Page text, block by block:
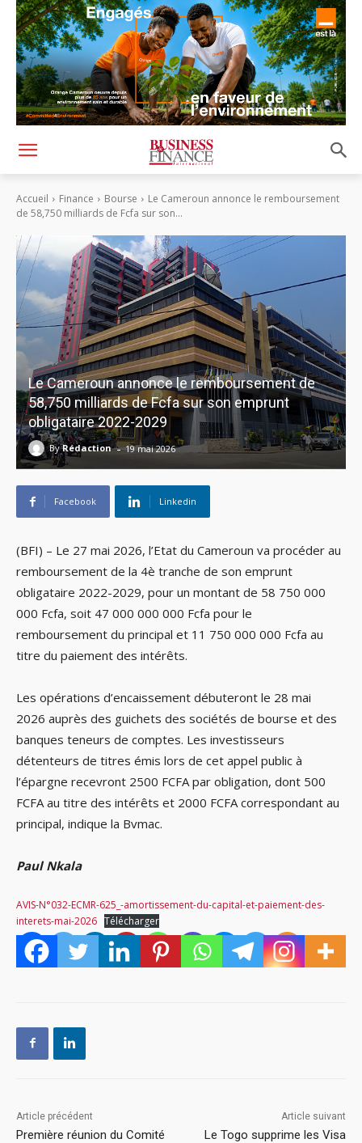
Accueil Finance Bourse
Le Cameroun annonce le remboursement
de 58,750 milliards de Fcfa sur son...
Le Cameroun annonce le remboursement de
58,750 milliards de Fcfa sur son emprunt
obligataire 2022-2029
By Rédaction - 19 mai 2026
Facebook Linkedin
(BFI) – Le 27 mai 2026, l’Etat du Cameroun va procéder au
remboursement de la 4è tranche de son emprunt
obligataire 2022-2029, pour un montant de 58 750 000
000 Fcfa, soit 47 000 000 000 Fcfa pour le
remboursement du principal et 11 750 000 000 Fcfa au
titre du paiement des intérêts.
Les opérations d’encaissement débuteront le 28 mai
2026 auprès des guichets des sociétés de bourse et des
banques teneurs de comptes. Les investisseurs
détenteurs de titres émis lors de cet appel public à
l’épargne recevront 2500 FCFA par obligation, dont 500
FCFA au titre des intérêts et 2000 FCFA correspondant au
principal, indique la Bvmac.
Paul Nkala
AVIS-N°032-ECMR-625_-amortissement-du-capital-et-paiement-des-
interets-mai-2026 Télécharger
Article précédent
Première réunion du Comité
Article suivant
Le Togo supprime les Visa